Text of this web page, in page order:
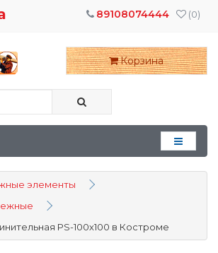
(0)
89108074444
Корзина
элементы
PS-100х100 в Костроме